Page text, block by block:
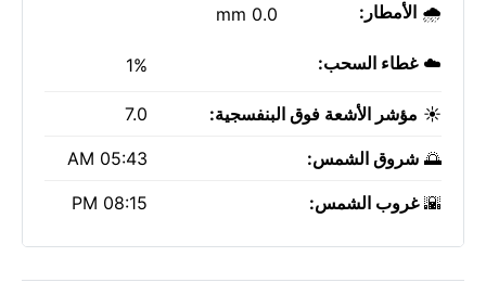
🌧️ الأمطار: 0.0 mm
☁️غطاء السحب: 1%
☀️ مؤشر الأشعة فوق البنفسجية: 7.0
🌅 شروق الشمس: 05:43 AM
🌇غروب الشمس: 08:15 PM